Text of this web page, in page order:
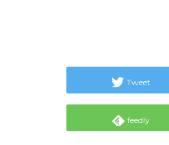
Tweet
feedly